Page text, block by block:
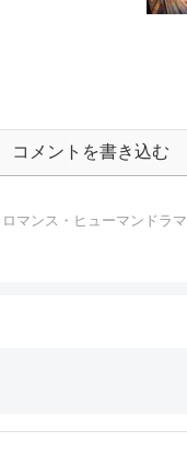
コメントを書き込む
マンス・ヒューマンドラマ